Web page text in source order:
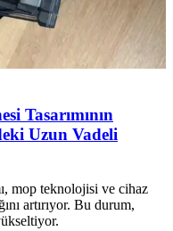
Tasarımının
Uzun Vadeli
mop teknolojisi ve cihaz
artırıyor. Bu durum,